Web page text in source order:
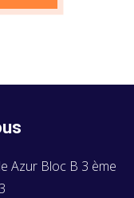
Azur Bloc B 3 ème